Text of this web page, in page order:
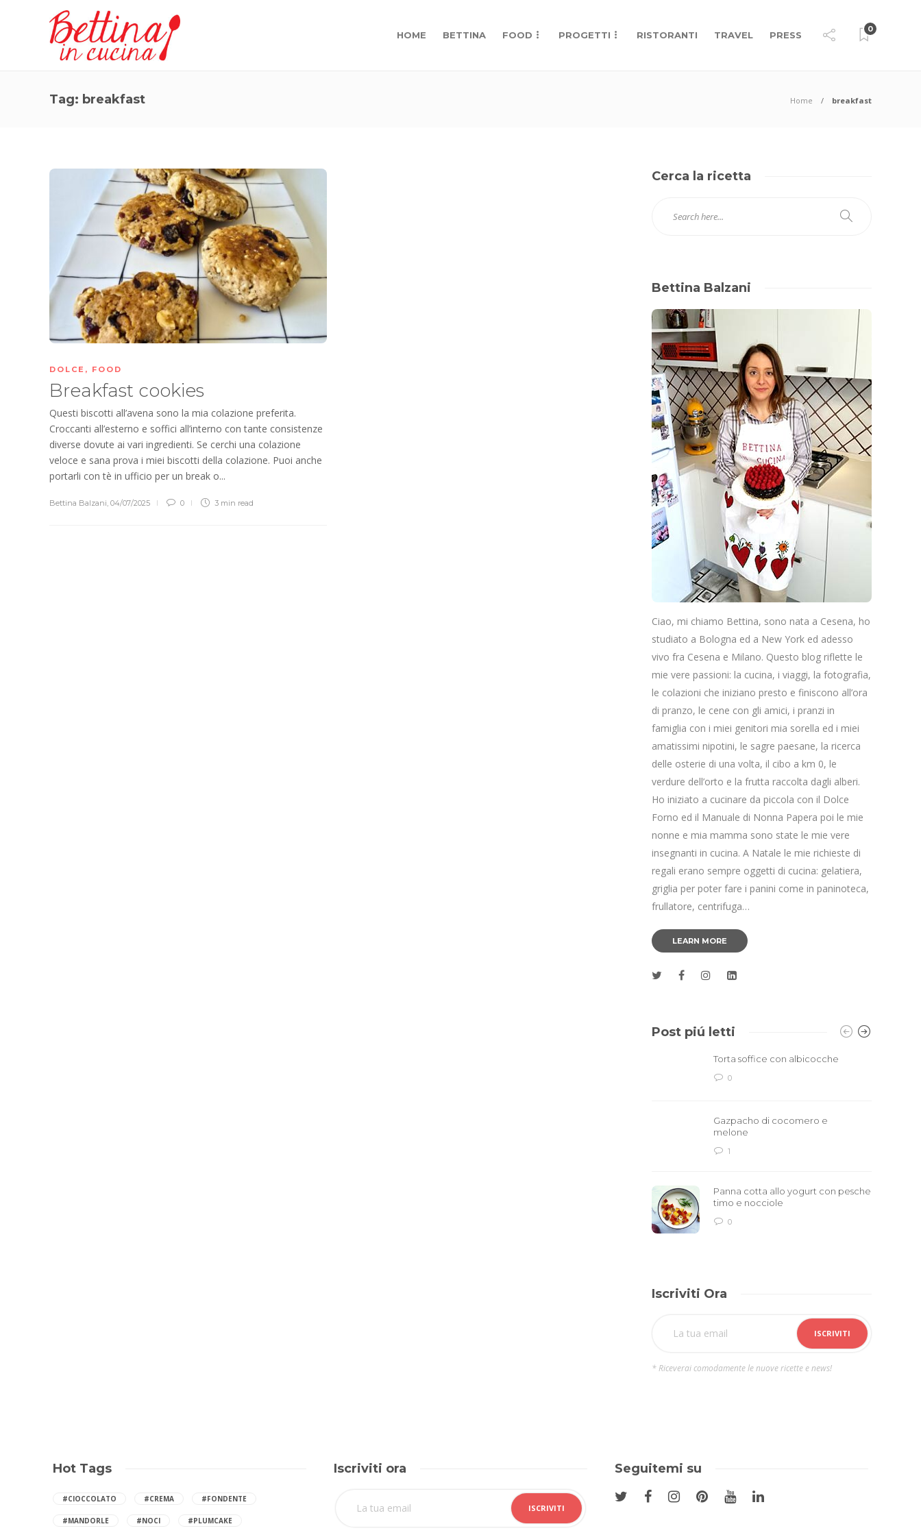
HOME BETTINA FOOD PROGETTI RISTORANTI TRAVEL PRESS
0
Tag: breakfast Home breakfast
DOLCE , FOOD
Breakfast cookies
Questi biscotti all’avena sono la mia colazione preferita.
Croccanti all’esterno e soffici all’interno con tante consistenze
diverse dovute ai vari ingredienti. Se cerchi una colazione
veloce e sana prova i miei biscotti della colazione. Puoi anche
portarli con tè in ufficio per un break o...
Bettina Balzani, 04/07/2025 0 3 min read
Cerca la ricetta
Bettina Balzani
Ciao, mi chiamo Bettina, sono nata a Cesena, ho
studiato a Bologna ed a New York ed adesso
vivo fra Cesena e Milano. Questo blog riflette le
mie vere passioni: la cucina, i viaggi, la fotografia,
le colazioni che iniziano presto e finiscono all’ora
di pranzo, le cene con gli amici, i pranzi in
famiglia con i miei genitori mia sorella ed i miei
amatissimi nipotini, le sagre paesane, la ricerca
delle osterie di una volta, il cibo a km 0, le
verdure dell’orto e la frutta raccolta dagli alberi.
Ho iniziato a cucinare da piccola con il Dolce
Forno ed il Manuale di Nonna Papera poi le mie
nonne e mia mamma sono state le mie vere
insegnanti in cucina. A Natale le mie richieste di
regali erano sempre oggetti di cucina: gelatiera,
griglia per poter fare i panini come in paninoteca,
frullatore, centrifuga…
LEARN MORE
Post piú letti
Torta soffice con albicocche
0
Gazpacho di cocomero e
melone
1
Panna cotta allo yogurt con pesche
timo e nocciole
0
Iscriviti Ora
* Riceverai comodamente le nuove ricette e news!
Hot Tags
#CIOCCOLATO #CREMA #FONDENTE
#MANDORLE #NOCI #PLUMCAKE
Iscriviti ora Seguitemi su